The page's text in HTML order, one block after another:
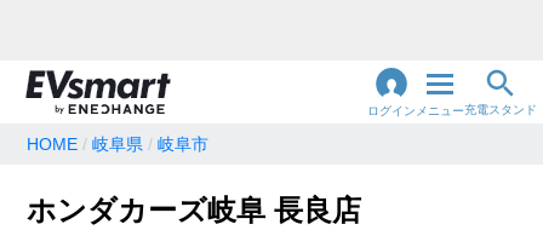
ログイン メニュー充電スタンド
地名・観光スポット・住所で検索
HOME 岐阜県 岐阜市
ホンダカーズ岐阜 長良店